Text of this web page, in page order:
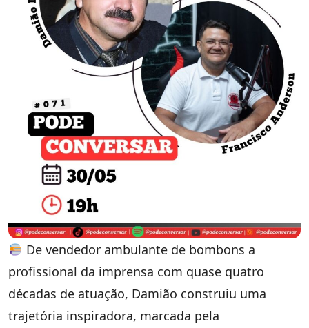
De vendedor ambulante de bombons a
profissional da imprensa com quase quatro
décadas de atuação, Damião construiu uma
trajetória inspiradora, marcada pela